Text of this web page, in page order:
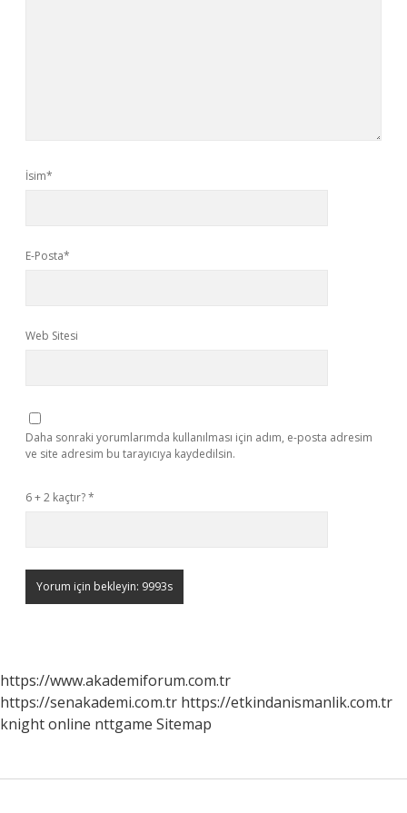
İsim*
E-Posta*
Web Sitesi
Daha sonraki yorumlarımda kullanılması için adım, e-posta adresim
ve site adresim bu tarayıcıya kaydedilsin.
6 + 2 kaçtır?*
https://www.akademiforum.com.tr
https://senakademi.com.tr https://etkindanismanlik.com.tr
knight online nttgame Sitemap